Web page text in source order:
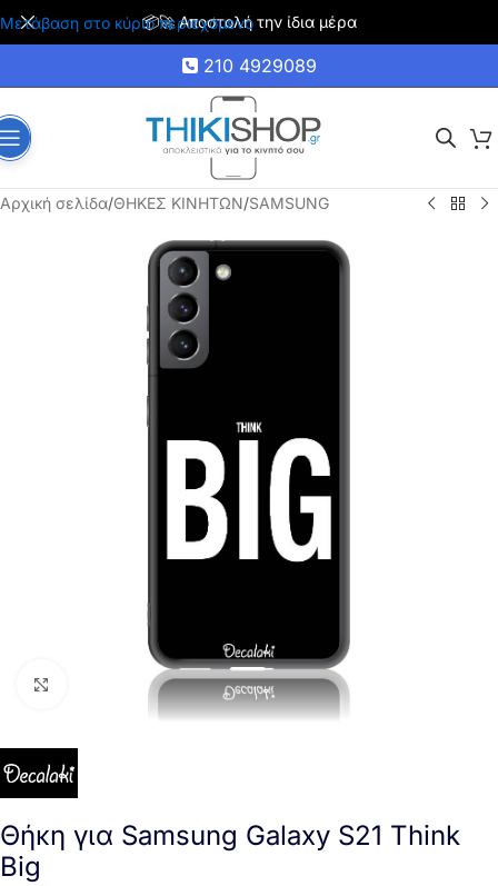
Μετάβαση στο κύριο περιεχόμενο
📦🚀 Αποστολή την ίδια μέρα
210 4929089
Αρχική σελίδα/ΘΗΚΕΣ ΚΙΝΗΤΩΝ/SAMSUNG
Click to enlarge
Θήκη για Samsung Galaxy S21 Think
Big